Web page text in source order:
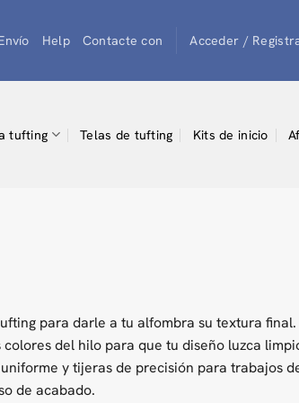
Help Contacte con Acceder /
tufting Telas de tufting Kits de inicio
para darle a tu alfombra su textura
del hilo para que tu diseño luzca
y tijeras de precisión para trabajos
de acabado.